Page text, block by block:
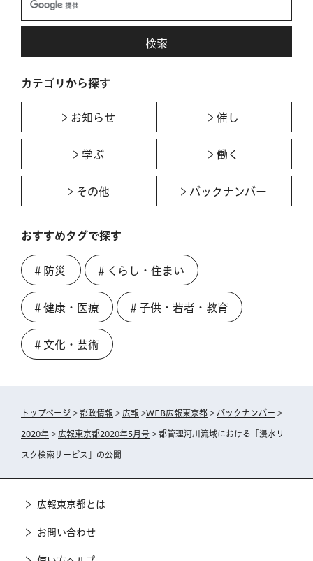
カテゴリから探す
お知らせ 催し
学ぶ 働く
その他 バックナンバー
おすすめタグで探す
＃防災 ＃くらし・住まい
＃健康・医療 ＃子供・若者・教育
＃文化・芸術
トップページ > 都政情報 > 広報 >WEB広報東京都 > バックナンバー >
2020年 > 広報東京都2020年5月号 > 都管理河川流域における「浸水リ
スク検索サービス」の公開
広報東京都とは
お問い合わせ